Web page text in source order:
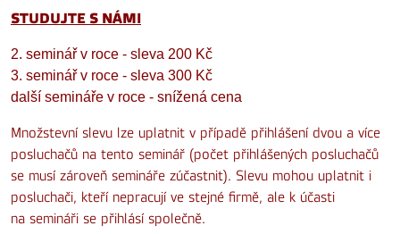
STUDUJTE S NÁMI
2. seminář v roce - sleva 200 Kč
3. seminář v roce - sleva 300 Kč
další semináře v roce - snížená cena
Množstevní slevu lze uplatnit v případě přihlášení dvou a více
posluchačů na tento seminář (počet přihlášených posluchačů
se musí zároveň semináře zúčastnit). Slevu mohou uplatnit i
posluchači, kteří nepracují ve stejné firmě, ale k účasti
na semináři se přihlásí společně.